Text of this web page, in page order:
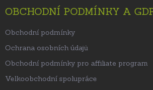
OBCHODNÍ PODMÍNKY A
Obchodní podmínky
Ochrana osobních údajů
Obchodní podmínky pro affiliate program
Velkoobchodní spolupráce